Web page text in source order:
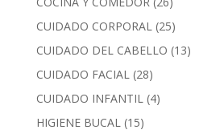
CUIDADO CORPORAL (25)
CUIDADO DEL CABELLO (13)
CUIDADO FACIAL (28)
CUIDADO INFANTIL (4)
HIGIENE BUCAL (15)